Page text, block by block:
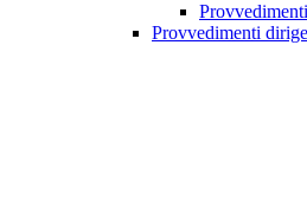
Provvedimenti